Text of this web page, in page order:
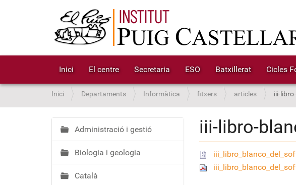
Inici El centre Secretaria ESO Batxillerat Cicles
S
o
u
:
Inici Departaments Informàtica fitxers articles iii-
iii-libro-
N
a
v
e
g
Administració i gestió
Biologia i geologia
Català